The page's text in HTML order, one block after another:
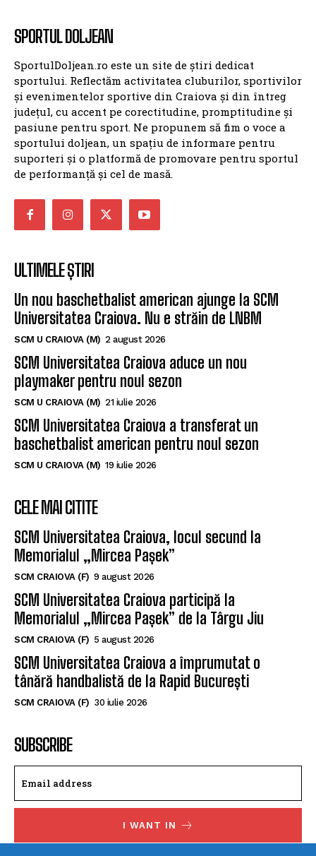
SPORTUL DOLJEAN
SportulDoljean.ro este un site de știri dedicat
sportului. Reflectăm activitatea cluburilor, sportivilor
și evenimentelor sportive din Craiova și din întreg
județul, cu accent pe corectitudine, promptitudine și
pasiune pentru sport. Ne propunem să fim o voce a
sportului doljean, un spațiu de informare pentru
suporteri și o platformă de promovare pentru sportul
de performanță și cel de masă.
ULTIMELE ȘTIRI
Un nou baschetbalist american ajunge la SCM
Universitatea Craiova. Nu e străin de LNBM
SCM U CRAIOVA (M) 2 august 2026
SCM Universitatea Craiova aduce un nou
playmaker pentru noul sezon
SCM U CRAIOVA (M) 21 iulie 2026
SCM Universitatea Craiova a transferat un
baschetbalist american pentru noul sezon
SCM U CRAIOVA (M) 19 iulie 2026
CELE MAI CITITE
SCM Universitatea Craiova, locul secund la
Memorialul „Mircea Pașek”
SCM CRAIOVA (F) 9 august 2026
SCM Universitatea Craiova participă la
Memorialul „Mircea Pașek” de la Târgu Jiu
SCM CRAIOVA (F) 5 august 2026
SCM Universitatea Craiova a împrumutat o
tânără handbalistă de la Rapid București
SCM CRAIOVA (F) 30 iulie 2026
SUBSCRIBE
I WANT IN